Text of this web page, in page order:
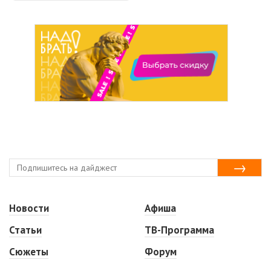
Новости
Статьи
Сюжеты
Афиша
ТВ-Программа
Форум